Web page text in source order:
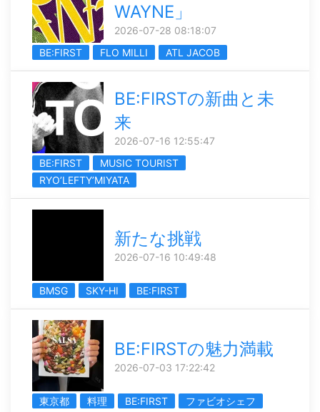
WAYNE」
2026-07-28 08:18:07
BE:FIRST
FLO MILLI ATL JACOB
BE:FIRSTの新曲と未
来
2026-07-16 12:55:47
BE:FIRST
MUSIC TOURIST
RYO’LEFTY’MIYATA
新たな挑戦
2026-07-16 10:49:48
BMSG SKY-HI BE:FIRST
BE:FIRSTの魅力満載
2026-07-03 17:22:42
東京都 料理 BE:FIRST ファビオシェフ